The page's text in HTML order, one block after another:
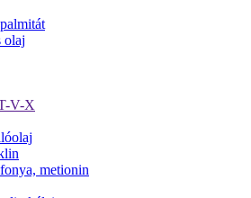
olaj
V-X
metionin